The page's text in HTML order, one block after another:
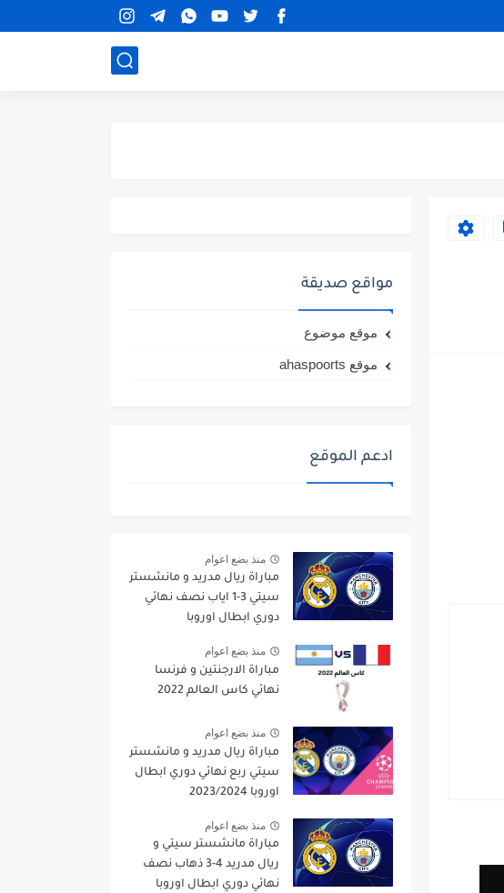
مواقع صديقة
موقع موضوع
موقع ahaspoorts
ادعم الموقع
منذ بضع اعوام
مباراة ريال مدريد و مانشستر
سيتي 3-1 اياب نصف نهائي
دوري ابطال اوروبا
منذ بضع اعوام
مباراة الارجنتين و فرنسا
نهائي كاس العالم 2022
منذ بضع اعوام
مباراة ريال مدريد و مانشستر
سيتي ربع نهائي دوري ابطال
اوروبا 2023/2024
منذ بضع اعوام
مباراة مانشستر سيتي و
ريال مدريد 4-3 ذهاب نصف
نهائي دوري ابطال اوروبا